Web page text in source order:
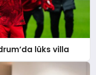
lüks villa